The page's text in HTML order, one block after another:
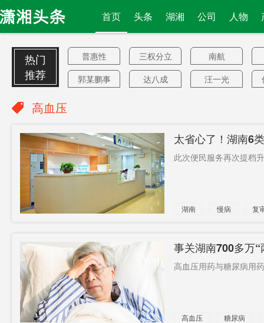
首页 头条 湖湘 公司 人物
热门
推荐
普惠性 三权分立
南航
郭某鹏事
达八成 汪一光
贾秀全
四车道 新闻联播
潇湘水
吹哨人
“触网”
2790个
平台建设 毛政
保安局局
长
律师
3万买房子 拜会
检察长
相提并论
高血压
太省心了！湖南6
为“无感免
此次便民服务再次提档
湖南 慢病 复
事关湖南700多万
高血压用药与糖尿病用
高血压 糖尿病